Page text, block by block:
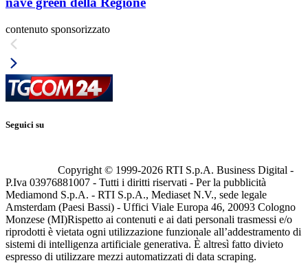
contenuto sponsorizzato
Seguici su
Copyright © 1999-2026 RTI S.p.A. Business Digital -
P.Iva 03976881007 - Tutti i diritti riservati - Per la pubblicità
Mediamond S.p.A. - RTI S.p.A., Mediaset N.V., sede legale
Amsterdam (Paesi Bassi) - Uffici Viale Europa 46, 20093 Cologno
Monzese (MI)Rispetto ai contenuti e ai dati personali trasmessi e/o
riprodotti è vietata ogni utilizzazione funzionale all’addestramento di
sistemi di intelligenza artificiale generativa. È altresì fatto divieto
espresso di utilizzare mezzi automatizzati di data scraping.